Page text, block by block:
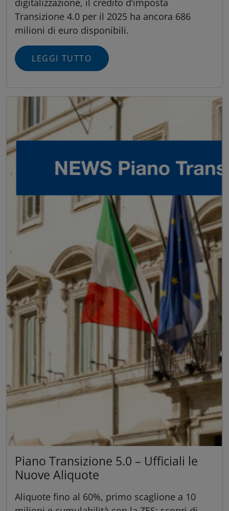
digitalizzazione, il credito d’imposta
Transizione 4.0 per il 2025 ha ancora 686
milioni di euro disponibili.
LEGGI TUTTO
Piano Transizione 5.0 – Ufficiali le
Nuove Aliquote
Aliquote fino al 60%, primo scaglione a 10